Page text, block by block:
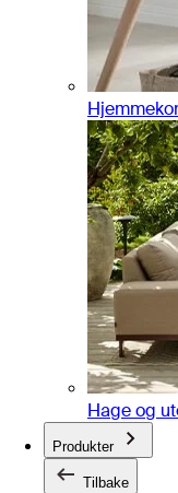
Hage og
Produkter
Tilbake